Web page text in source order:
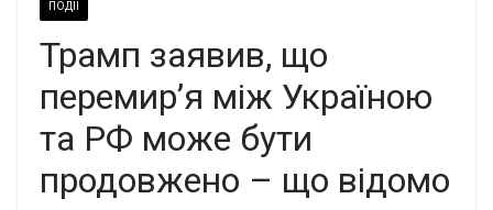
ПОДІЇ
Трамп заявив, що
перемир’я між Україною
та РФ може бути
продовжено – що відомо